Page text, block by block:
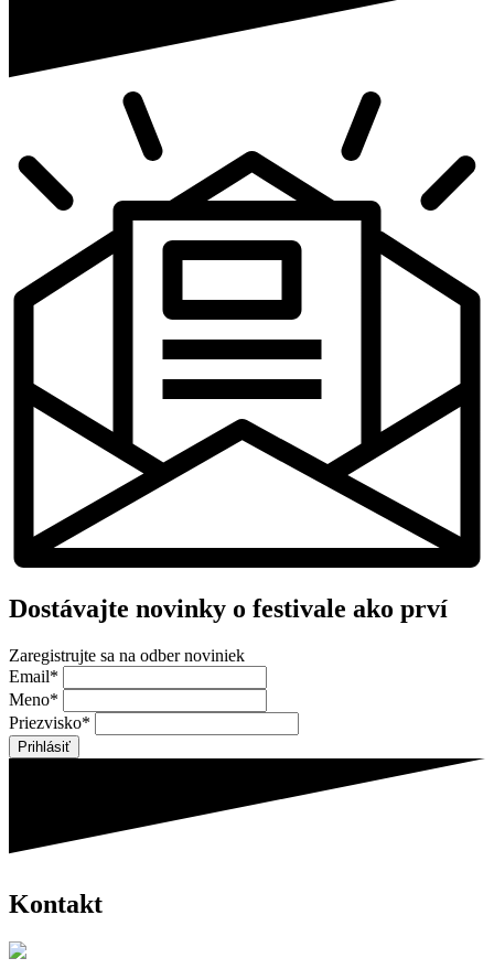
Dostávajte novinky o festivale ako prví
Zaregistrujte sa na odber noviniek
Email*
Meno*
Priezvisko*
Kontakt